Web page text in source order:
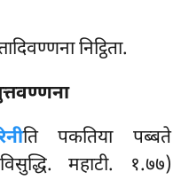
निट्ठिता.
ति पकतिया पब्बते
महाटी. १.७७)